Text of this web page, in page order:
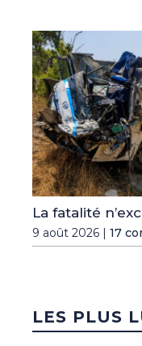
La fatalité
9 août 2026 | 17
LES PLUS